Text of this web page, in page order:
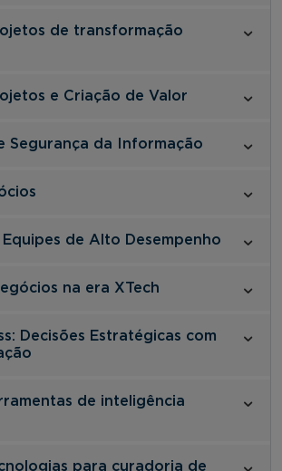
de transformação
e Criação de Valor
Segurança da Informação
de Alto Desempenho
na era XTech
Decisões Estratégicas com
de inteligência
para curadoria de